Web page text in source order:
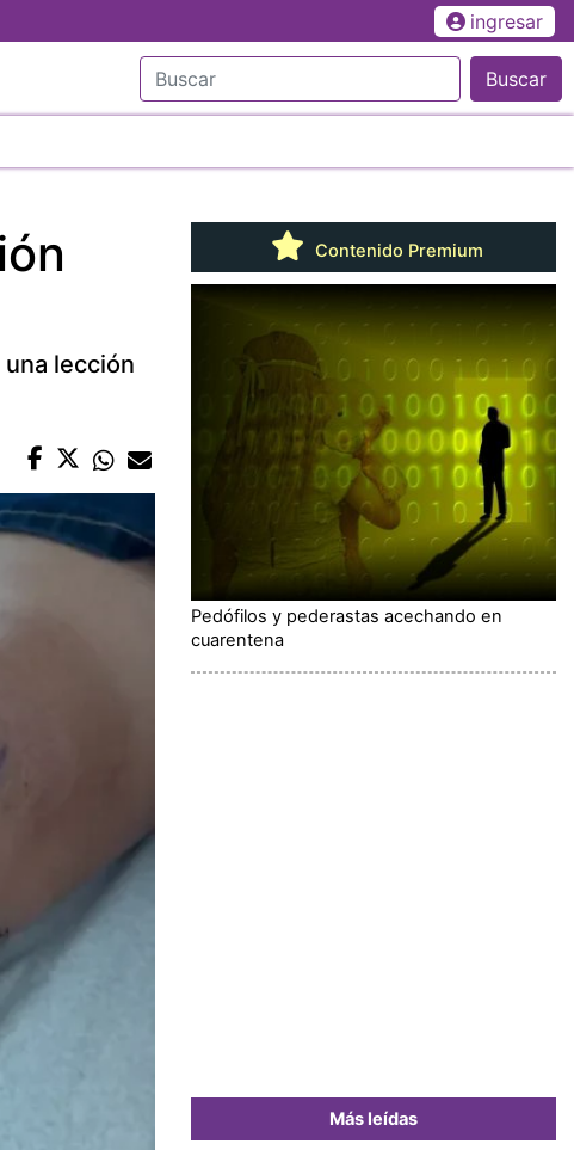
ingresar
Buscar
lección
Contenido Premium
Pedófilos y pederastas acechando en
cuarentena
Más leídas